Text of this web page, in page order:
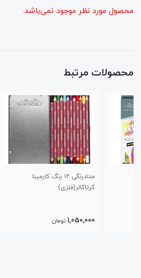
محصول مورد نظر موجود نمی‌باشد.
محصولات مرتبط
مدادرنگی ۱۲ رنگ کارمینا
کرتاکالر(فلزی)
تومان